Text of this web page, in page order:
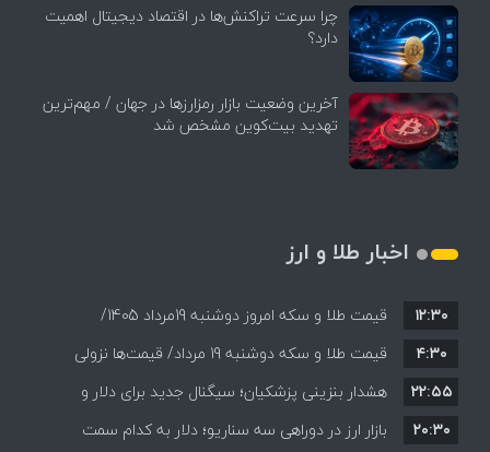
چرا سرعت تراکنش‌ها در اقتصاد دیجیتال اهمیت
دارد؟
آخرین وضعیت بازار رمزارزها در جهان / مهم‌ترین
تهدید بیت‌کوین مشخص شد
اخبار طلا و ارز
قیمت طلا و سکه امروز دوشنبه 19مرداد 1405/
کاهش همه قیمت ها + جدول و جزئیات
۱۲:۳۰
قیمت طلا و سکه دوشنبه 19 مرداد/ قیمت‌ها نزولی
۴:۳۰
هشدار بنزینی پزشکیان؛ سیگنال جدید برای دلار و
طلا؟
۲۲:۵۵
بازار ارز در دوراهی سه سناریو؛ دلار به کدام سمت
۲۰:۳۰